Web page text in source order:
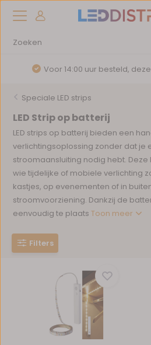
Voor 14:00 uur besteld,
Speciale LED strips
LED Strip op batterij
LED strips op batterij bieden een
verlichtingsoplossing zonder dat je
stroomaansluiting nodig hebt.
wie tijdelijke of mobiele verlichting
kastjes, op evenementen of in
stroomvoorziening. Dankzij de
eenvoudig te plaatsToon meer
Filters